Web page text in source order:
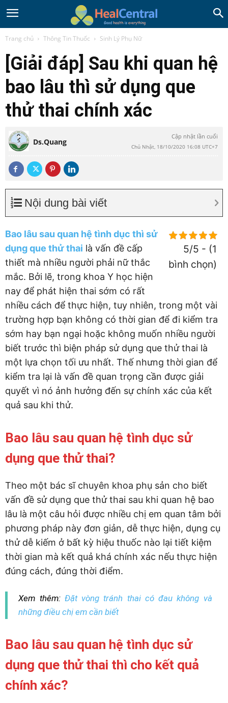
Trang chủ Thông Tin Thuốc Sinh Lý Phụ Nữ
[Giải đáp] Sau khi quan hệ
bao lâu thì sử dụng que
thử thai chính xác
Ds.Quang
Cập nhật lần cuối
Chủ Nhật, 18/10/2020 16:08 UTC+7
Nội dung bài viết
5/5 - (1
bình chọn)
Bao lâu sau quan hệ tình dục thì sử
dụng que thử thai là vấn đề cấp
thiết mà nhiều người phải nữ thắc
mắc. Bởi lẽ, trong khoa Y học hiện
nay để phát hiện thai sớm có rất
nhiều cách để thực hiện, tuy nhiên, trong một vài
trường hợp bạn không có thời gian để đi kiểm tra
sớm hay bạn ngại hoặc không muốn nhiều người
biết trước thì biện pháp sử dụng que thử thai là
một lựa chọn tối ưu nhất. Thế nhưng thời gian để
kiểm tra lại là vấn đề quan trọng cần được giải
quyết vì nó ảnh hưởng đến sự chính xác của kết
quả sau khi thử.
Bao lâu sau quan hệ tình dục sử
dụng que thử thai?
Theo một bác sĩ chuyên khoa phụ sản cho biết
vấn đề sử dụng que thử thai sau khi quan hệ bao
lâu là một câu hỏi được nhiều chị em quan tâm bởi
phương pháp này đơn giản, dễ thực hiện, dụng cụ
thử dễ kiếm ở bất kỳ hiệu thuốc nào lại tiết kiệm
thời gian mà kết quả khá chính xác nếu thực hiện
đúng cách, đúng thời điểm.
Xem thêm: Đặt vòng tránh thai có đau không và
những điều chị em cần biết
Bao lâu sau quan hệ tình dục sử
dụng que thử thai thì cho kết quả
chính xác?